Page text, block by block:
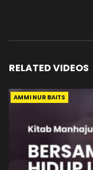
RELATED VIDEOS
AMMI NUR BAITS